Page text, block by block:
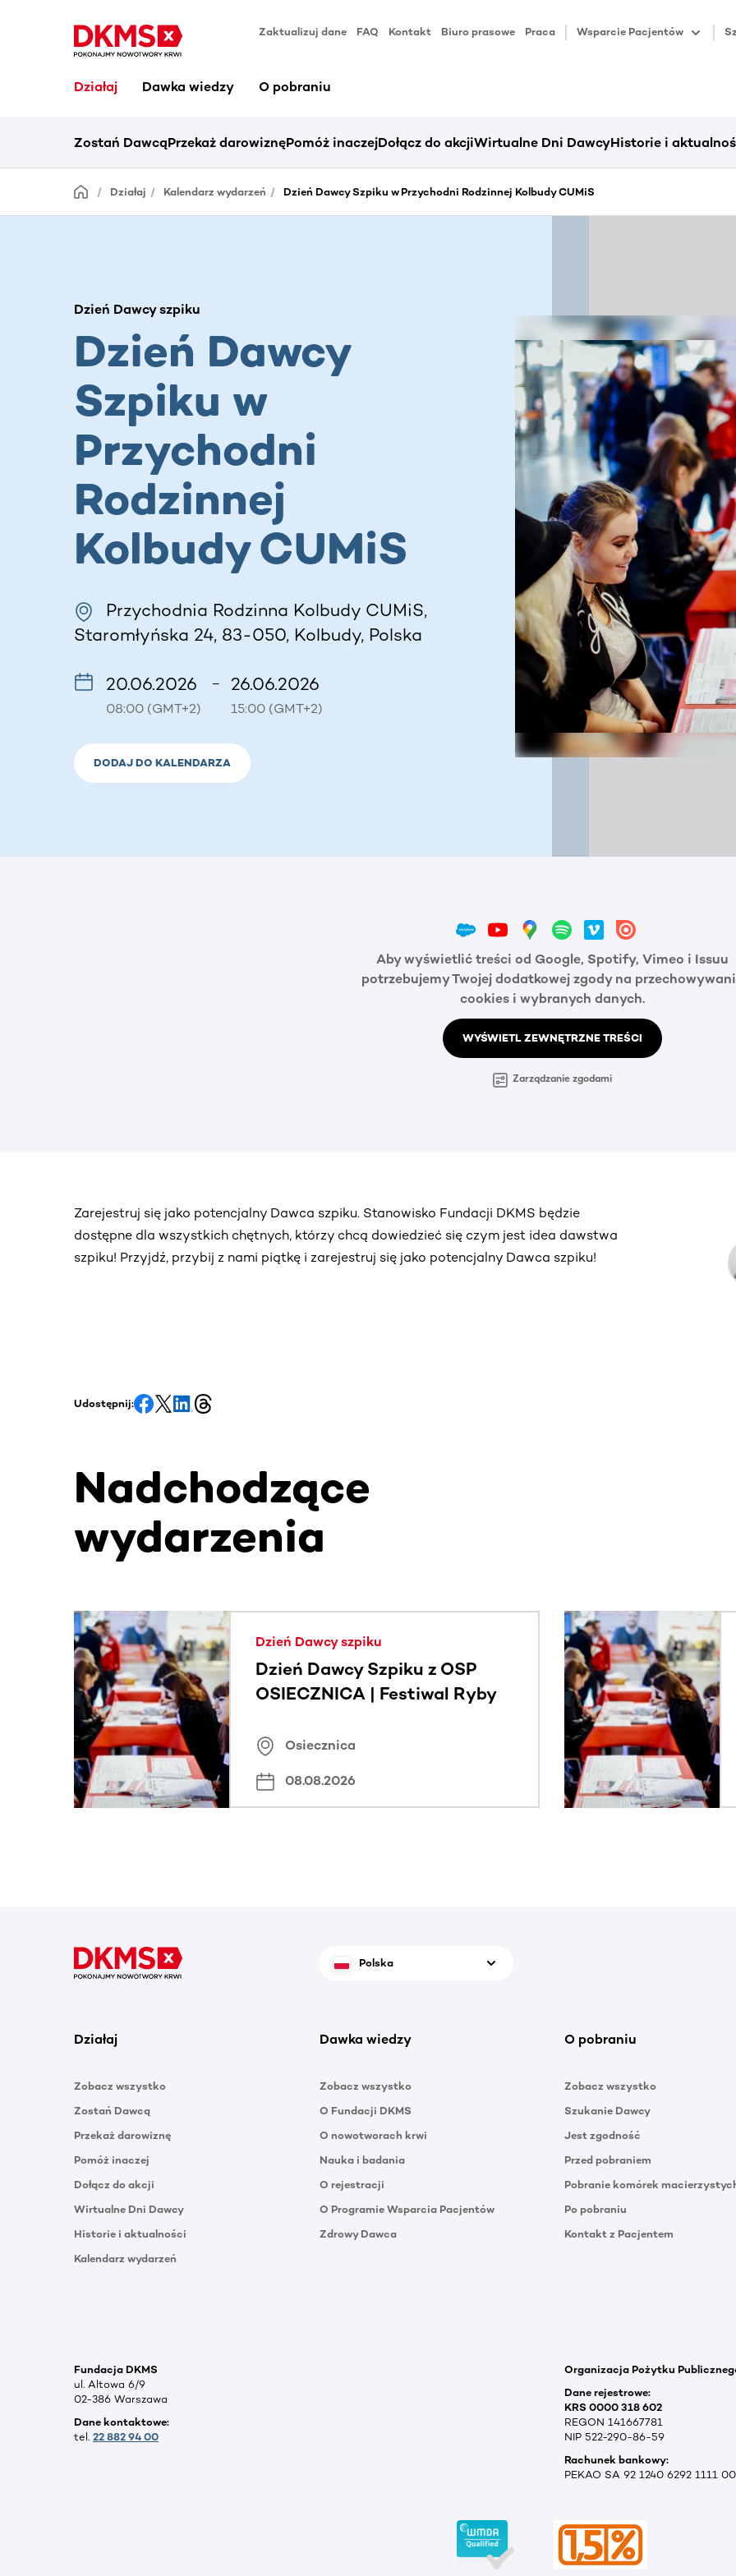
Zaktualizuj dane FAQ Kontakt Biuro prasowe Praca Wsparcie Pacjentów
Działaj Dawka wiedzy O pobraniu
Zostań DawcąPrzekaż darowiznęPomóż inaczejDołącz do akcjiWirtualne Dni DawcyHistorie i
Działaj Kalendarz wydarzeń Dzień Dawcy Szpiku w Przychodni Rodzinnej Kolbudy CUMiS
Dzień Dawcy szpiku
Dzień Dawcy
Szpiku w
Przychodni
Rodzinnej
Kolbudy CUMiS
Przychodnia Rodzinna Kolbudy CUMiS,
Staromłyńska 24, 83-050, Kolbudy, Polska
20.06.2026
08:00 (GMT+2)
– 26.06.2026
15:00 (GMT+2)
DODAJ DO KALENDARZA
Aby wyświetlić treści od Google, Spotify, Vimeo i Issuu
potrzebujemy Twojej dodatkowej zgody na
cookies i wybranych danych.
WYŚWIETL ZEWNĘTRZNE TREŚCI
Zarządzanie zgodami
Zarejestruj się jako potencjalny Dawca szpiku. Stanowisko Fundacji DKMS będzie
dostępne dla wszystkich chętnych, którzy chcą dowiedzieć się czym jest idea dawstwa
szpiku! Przyjdź, przybij z nami piątkę i zarejestruj się jako potencjalny Dawca szpiku!
Udostępnij:
Nadchodzące
wydarzenia
Ta sekcja zawiera treści przewijane w poziomie. Użyj klawisza Tab lub przesuń palcem, aby zobaczyć
Dzień Dawcy szpiku
Dzień Dawcy Szpiku z OSP
OSIECZNICA | Festiwal Ryby
Osiecznica
08.08.2026
Polska
Działaj
Zobacz wszystko
Zostań Dawcą
Przekaż darowiznę
Pomóż inaczej
Dołącz do akcji
Wirtualne Dni Dawcy
Historie i aktualności
Kalendarz wydarzeń
Dawka wiedzy
Zobacz wszystko
O Fundacji DKMS
O nowotworach krwi
Nauka i badania
O rejestracji
O Programie Wsparcia Pacjentów
Zdrowy Dawca
O pobraniu
Zobacz wszystko
Szukanie Dawcy
Jest zgodność
Przed pobraniem
Pobranie komórek
Po pobraniu
Kontakt z Pacjentem
Fundacja DKMS
ul. Altowa 6/9
02-386 Warszawa
Dane kontaktowe:
tel. 22 882 94 00
Organizacja Pożytku
Dane rejestrowe:
KRS 0000 318 602
REGON 141667781
NIP 522-290-86-59
Rachunek bankowy:
PEKAO SA 92 1240 6292 1111